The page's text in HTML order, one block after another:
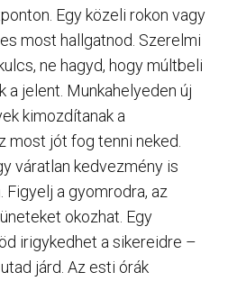
Egy közeli rokon vagy
most hallgatnod. Szerelmi
ne hagyd, hogy múltbeli
a jelent. Munkahelyeden új
kimozdítanak a
most jót fog tenni neked.
váratlan kedvezmény is
Figyelj a gyomrodra, az
okozhat. Egy
irigykedhet a sikereidre –
járd. Az esti órák